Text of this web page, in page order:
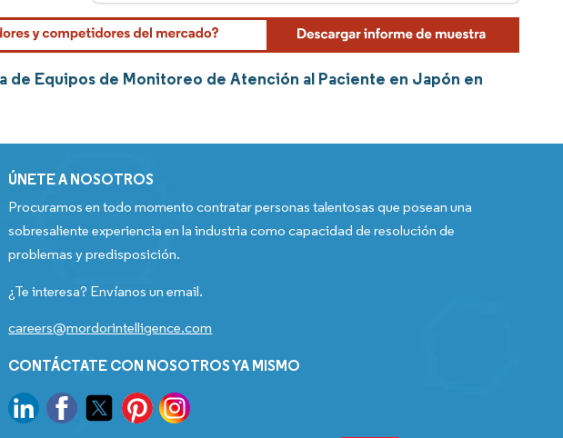
de Equipos de Monitoreo de Atención al Paciente en Japón en
ÚNETE A NOSOTROS
Procuramos en todo momento contratar personas talentosas que posean una
sobresaliente experiencia en la industria como capacidad de resolución de
problemas y predisposición.
¿Te interesa? Envíanos un email.
careers@mordorintelligence.com
CONTÁCTATE CON NOSOTROS YA MISMO